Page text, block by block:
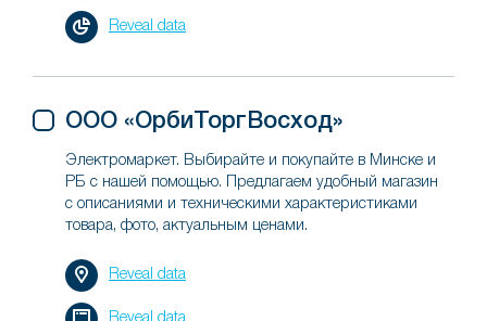
Reveal data
ООО «ОрбиТоргВосход»
Электромаркет. Выбирайте и покупайте в Минске и
РБ с нашей помощью. Предлагаем удобный магазин
с описаниями и техническими характеристиками
товара, фото, актуальным ценами.
Reveal data
Reveal data